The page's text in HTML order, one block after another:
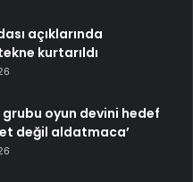
açıklarında
kurtarıldı
grubu oyun devini hedef
değil aldatmaca’